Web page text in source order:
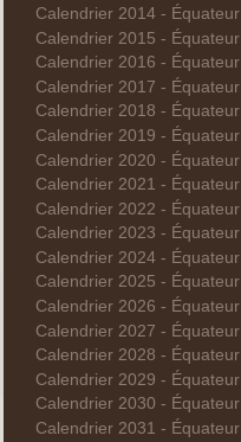
Calendrier 2014 - Équateur
Calendrier 2015 - Équateur
Calendrier 2016 - Équateur
Calendrier 2017 - Équateur
Calendrier 2018 - Équateur
Calendrier 2019 - Équateur
Calendrier 2020 - Équateur
Calendrier 2021 - Équateur
Calendrier 2022 - Équateur
Calendrier 2023 - Équateur
Calendrier 2024 - Équateur
Calendrier 2025 - Équateur
Calendrier 2026 - Équateur
Calendrier 2027 - Équateur
Calendrier 2028 - Équateur
Calendrier 2029 - Équateur
Calendrier 2030 - Équateur
Calendrier 2031 - Équateur